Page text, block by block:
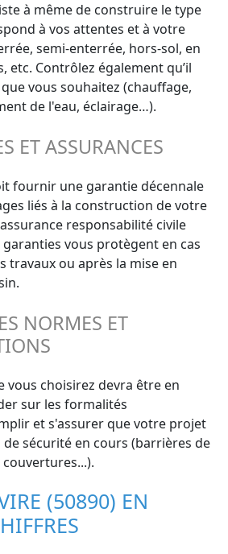
à même de construire le type
à vos attentes et à votre
semi-enterrée, hors-sol, en
etc. Contrôlez également qu’il
vous souhaitez (chauffage,
de l'eau, éclairage…).
ET ASSURANCES
fournir une garantie décennale
liés à la construction de votre
responsabilité civile
vous protègent en cas
travaux ou après la mise en
NORMES ET
vous choisirez devra être en
sur les formalités
et s'assurer que votre projet
sécurité en cours (barrières de
(50890) EN